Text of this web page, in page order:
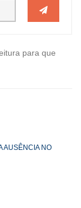
para que
AUSÊNCIA NO